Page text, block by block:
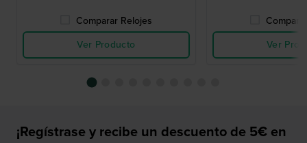
Comparar Relojes
Ver Producto
Ver
¡Regístrase y recibe un descuento de 5€ en